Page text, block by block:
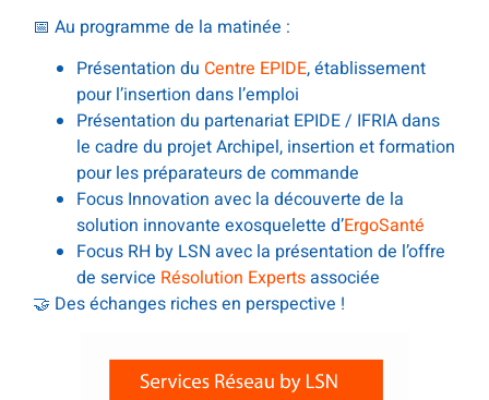
📅 Au programme de la matinée :
Présentation du Centre EPIDE, établissement
pour l’insertion dans l’emploi
Présentation du partenariat EPIDE / IFRIA dans
le cadre du projet Archipel, insertion et formation
pour les préparateurs de commande
Focus Innovation avec la découverte de la
solution innovante exosquelette d’ErgoSanté
Focus RH by LSN avec la présentation de l’offre
de service Résolution Expertsassociée
🤝 Des échanges riches en perspective !